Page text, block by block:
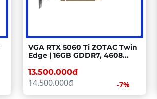
VGA RTX 5060 Ti ZOTAC Twin
Edge | 16GB GDDR7, 4608
13.500.000đ
14.500.000đ -7%